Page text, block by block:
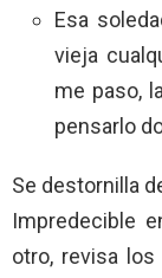
Esa
vieja
me paso,
pensarlo
Se destornilla
Impredecible
otro, revisa